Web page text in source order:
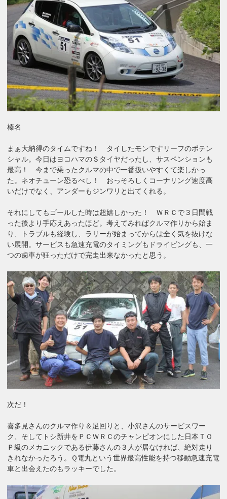
榛名
まぁ大納得のタイムですね！ タイしたモンですリーフのポテン
シャル。今日はヨコハマのＳタイヤだったし、サスペンションも
最高！ 今まで乗ったクルマの中で一番扱いやすくて楽しかっ
た。ネオチューン恐るべし！ おっそろしくコーナリング速度高
いだけでなく、アンダーもジンワリと出てくれる。
それにしてもゴールした時は超嬉しかった！ ＷＲＣで３日間戦
った後より手応えあったほど。考えてみればクルマ作りから始ま
り、トラブルも経験し、ラリーが始まってからは全く気を抜けな
い展開。サービスも急速充電のタイミングもドライビングも、一
つの歯車が狂っただけで完走出来なかったと思う。
次だ！
喜多見さんのクルマ作り＆足回りと、小沢さんのサービスワー
ク、そしてトシ新井をＰＣＷＲＣのチャンピオンにした日本ＴＯ
Ｐ級のメカニックである伊藤さんの３人が居なければ、絶対走り
きれなかったろう。Ｑ電丸という世界最高性能を持つ移動急速充電
車と出会えたのもラッキーでした。